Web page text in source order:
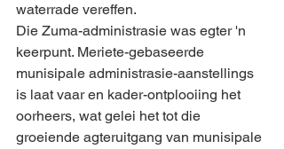
waterrade vereffen.
Die Zuma-administrasie was egter 'n
keerpunt. Meriete-gebaseerde
munisipale administrasie-aanstellings
is laat vaar en kader-ontplooiing het
oorheers, wat gelei het tot die
groeiende agteruitgang van munisipale